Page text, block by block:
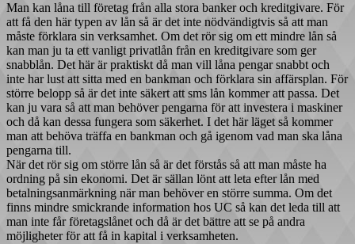
Man kan låna till företag från alla stora banker och kreditgivare. För
att få den här typen av lån så är det inte nödvändigtvis så att man
måste förklara sin verksamhet. Om det rör sig om ett mindre lån så
kan man ju ta ett vanligt privatlån från en kreditgivare som ger
snabblån. Det här är praktiskt då man vill låna pengar snabbt och
inte har lust att sitta med en bankman och förklara sin affärsplan. För
större belopp så är det inte säkert att sms lån kommer att passa. Det
kan ju vara så att man behöver pengarna för att investera i maskiner
och då kan dessa fungera som säkerhet. I det här läget så kommer
man att behöva träffa en bankman och gå igenom vad man ska låna
pengarna till.
När det rör sig om större lån så är det förstås så att man måste ha
ordning på sin ekonomi. Det är sällan lönt att leta efter lån med
betalningsanmärkning när man behöver en större summa. Om det
finns mindre smickrande information hos UC så kan det leda till att
man inte får företagslånet och då är det bättre att se på andra
möjligheter för att få in kapital i verksamheten.